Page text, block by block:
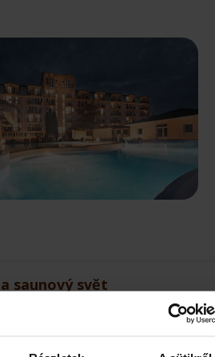
saunový svět
a saunový svět nabízí příjemný
uvolňující koupání v zážitkovém